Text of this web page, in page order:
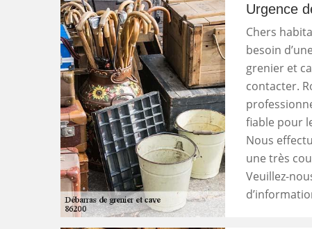
Urgence
Chers
besoin
grenier et
contacter.
fiable pour
Nous
une très
Veuillez-